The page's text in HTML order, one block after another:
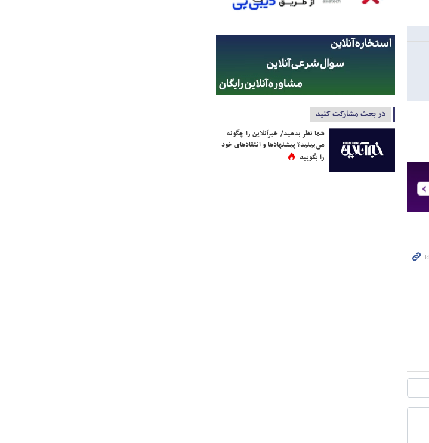
در بحث مشارکت کنید
شما نظر بدهید/ خبرآنلاین را چگونه
می‌بینید؟ پیشنهادها و انتقادهای خود
را بگویید